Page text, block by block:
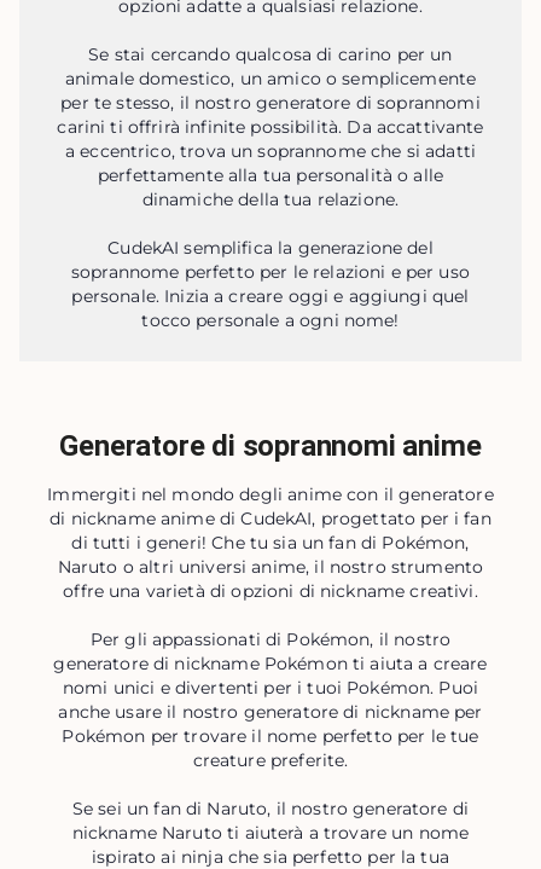
opzioni adatte a qualsiasi relazione.
Se stai cercando qualcosa di carino per un
animale domestico, un amico o semplicemente
per te stesso, il nostro generatore di soprannomi
carini ti offrirà infinite possibilità. Da accattivante
a eccentrico, trova un soprannome che si adatti
perfettamente alla tua personalità o alle
dinamiche della tua relazione.
CudekAI semplifica la generazione del
soprannome perfetto per le relazioni e per uso
personale. Inizia a creare oggi e aggiungi quel
tocco personale a ogni nome!
Generatore di soprannomi anime
Immergiti nel mondo degli anime con il generatore
di nickname anime di CudekAI, progettato per i fan
di tutti i generi! Che tu sia un fan di Pokémon,
Naruto o altri universi anime, il nostro strumento
offre una varietà di opzioni di nickname creativi.
Per gli appassionati di Pokémon, il nostro
generatore di nickname Pokémon ti aiuta a creare
nomi unici e divertenti per i tuoi Pokémon. Puoi
anche usare il nostro generatore di nickname per
Pokémon per trovare il nome perfetto per le tue
creature preferite.
Se sei un fan di Naruto, il nostro generatore di
nickname Naruto ti aiuterà a trovare un nome
ispirato ai ninja che sia perfetto per la tua